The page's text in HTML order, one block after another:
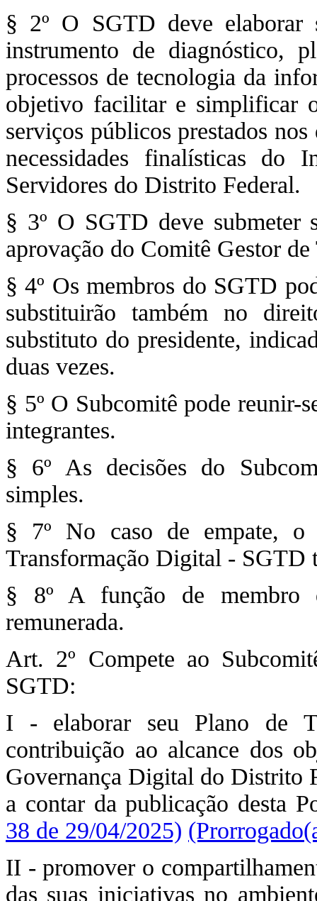
§ 2º O SGTD deve elaborar
instrumento de diagnóstico,
processos de tecnologia da
objetivo facilitar e simplificar
serviços públicos prestados
necessidades finalísticas do
Servidores do Distrito Federal.
§ 3º O SGTD deve submeter
aprovação do Comitê Gestor
§ 4º Os membros do SGTD
substituirão também no
substituto do presidente,
duas vezes.
§ 5º O Subcomitê pode reunir-
integrantes.
§ 6º As decisões do
simples.
§ 7º No caso de empate, o
Transformação Digital - SGTD
§ 8º A função de membro
remunerada.
Art. 2º Compete ao
SGTD:
I - elaborar seu Plano de
contribuição ao alcance dos
Governança Digital do Distrito
a contar da publicação desta
38 de 29/04/2025)
II - promover o
das suas iniciativas no